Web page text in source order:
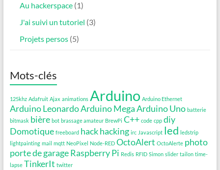
Au hackerspace(1)
J'ai suivi un tutoriel (3)
Projets persos(5)
Mots-clés
125khz Adafruit Ajax animations Arduino Arduino Ethernet
Arduino LeonardoArduino MegaArduino Uno batterie
bitmask bière bot brassage amateur BrewPi C++ code cpp diy
Domotique freeboard hack hacking irc Javascript led ledstrip
lightpainting mail mqtt NeoPixel Node-RED OctoAlert OctoAlerte photo
porte de garage Raspberry Pi Redis RFID Simon slider tailon time-
lapse TinkerIt twitter